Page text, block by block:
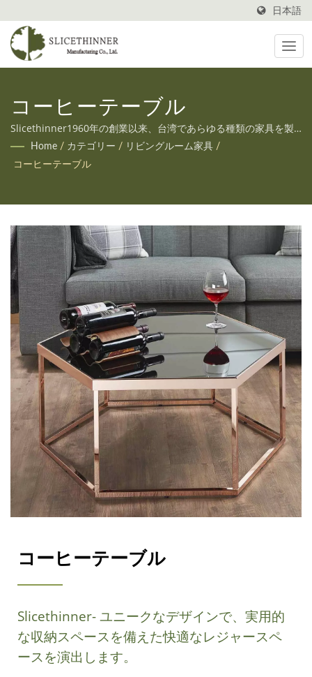
日本語
コー​​ヒーテーブル
Slicethinner1960年の創業以来、台湾であらゆる種類の家具を製
造してきました。また、お客様の多様なニーズにお応えするた
め、OEMとODMの両方のサービスも提供しています。
Home / カテゴリー / リビングルーム家具 /
コー​​ヒーテーブル
コー​​ヒーテーブル
Slicethinner- ユニークなデザインで、実用的
な収納スペースを備えた快適なレジャースペ
ースを演出します。